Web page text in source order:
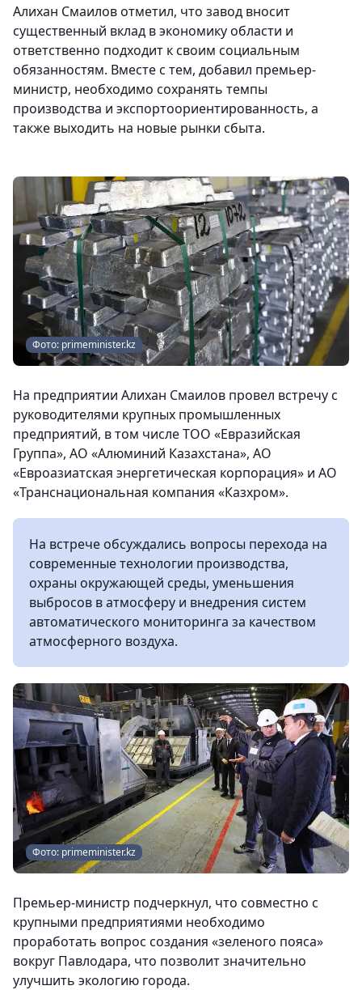
Алихан Смаилов отметил, что завод вносит
существенный вклад в экономику области и
ответственно подходит к своим социальным
обязанностям. Вместе с тем, добавил премьер-
министр, необходимо сохранять темпы
производства и экспортоориентированность, а
также выходить на новые рынки сбыта.
Фото: primeminister.kz
На предприятии Алихан Смаилов провел встречу с
руководителями крупных промышленных
предприятий, в том числе ТОО «Евразийская
Группа», АО «Алюминий Казахстана», АО
«Евроазиатская энергетическая корпорация» и АО
«Транснациональная компания «Казхром».
На встрече обсуждались вопросы перехода на
современные технологии производства,
охраны окружающей среды, уменьшения
выбросов в атмосферу и внедрения систем
автоматического мониторинга за качеством
атмосферного воздуха.
Фото: primeminister.kz
Премьер-министр подчеркнул, что совместно с
крупными предприятиями необходимо
проработать вопрос создания «зеленого пояса»
вокруг Павлодара, что позволит значительно
улучшить экологию города.